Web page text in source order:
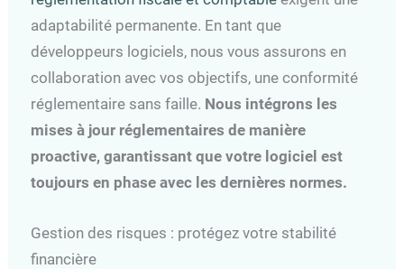
adaptabilité permanente. En tant que
développeurs logiciels, nous vous assurons en
collaboration avec vos objectifs, une conformité
réglementaire sans faille. Nous intégrons les
mises à jour réglementaires de manière
proactive, garantissant que votre logiciel est
toujours en phase avec les dernières normes.
Gestion des risques : protégez votre stabilité
financière